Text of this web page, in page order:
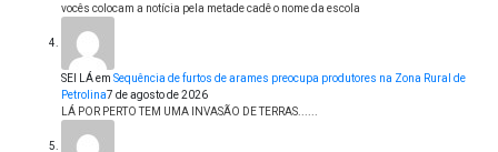
vocês colocam a notícia pela metade cadê o nome da escola
SEI LÁem Sequência de furtos de arames preocupa produtores na Zona Rural de
Petrolina7 de agosto de 2026
LÁ POR PERTO TEM UMA INVASÃO DE TERRAS......